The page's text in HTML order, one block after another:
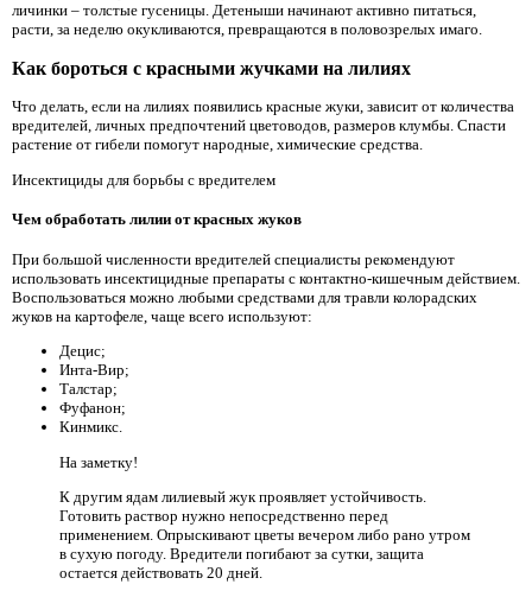
личинки – толстые гусеницы. Детеныши начинают активно питаться,
расти, за неделю окукливаются, превращаются в половозрелых имаго.
Как бороться с красными жучками на лилиях
Что делать, если на лилиях появились красные жуки, зависит от количества
вредителей, личных предпочтений цветоводов, размеров клумбы. Спасти
растение от гибели помогут народные, химические средства.
Инсектициды для борьбы с вредителем
Чем обработать лилии от красных жуков
При большой численности вредителей специалисты рекомендуют
использовать инсектицидные препараты с контактно-кишечным действием.
Воспользоваться можно любыми средствами для травли колорадских
жуков на картофеле, чаще всего используют:
Децис;
Инта-Вир;
Талстар;
Фуфанон;
Кинмикс.
На заметку!
К другим ядам лилиевый жук проявляет устойчивость.
Готовить раствор нужно непосредственно перед
применением. Опрыскивают цветы вечером либо рано утром
в сухую погоду. Вредители погибают за сутки, защита
остается действовать 20 дней.